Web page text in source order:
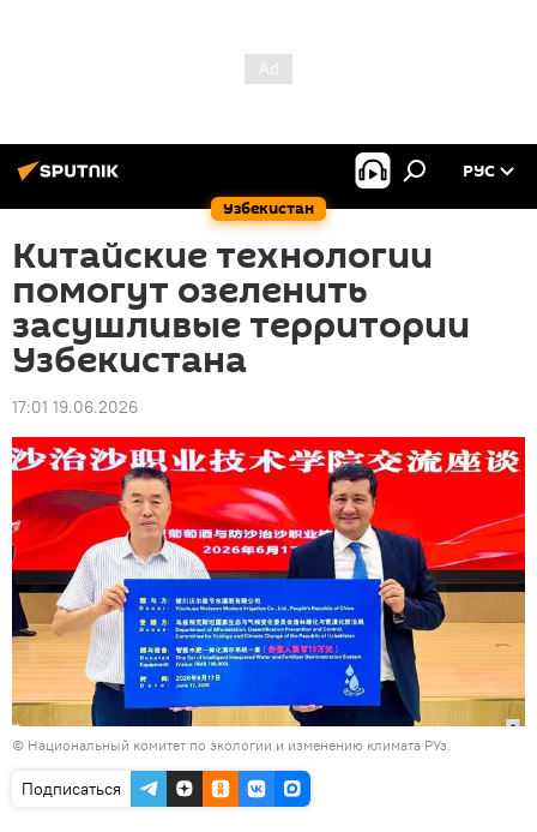
Узбекистан
РУС
Китайские технологии
помогут озеленить
засушливые территории
Узбекистана
17:01 19.06.2026
© Национальный комитет по экологии и изменению климата РУз.
Подписаться